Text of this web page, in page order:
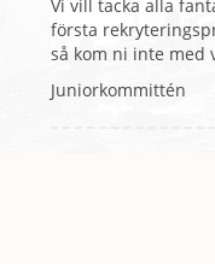
Vi vill tacka alla
första
så kom ni inte med
Juniorkommittén